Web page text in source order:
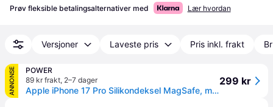
Prøv fleksible betalingsalternativer med Lær hvordan
Versjoner Laveste pris Pris inkl. frakt
ANNONSE
POWER
89 kr frakt, 2–7 dager
Apple iPhone 17 Pro Silikondeksel MagSafe, midnight
299 kr